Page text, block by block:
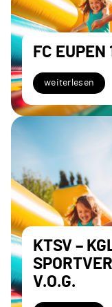
FC EUPEN
weiterlesen
KTSV –
V.O.G.